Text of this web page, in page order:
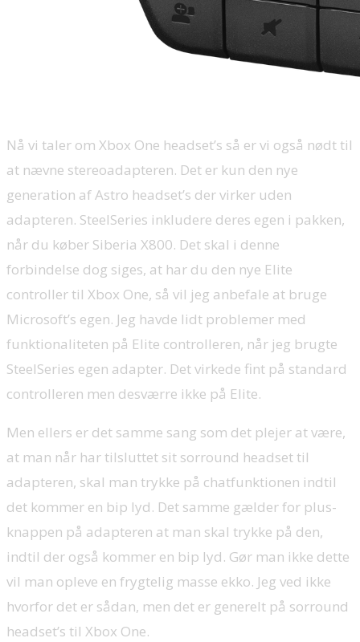
Nå vi taler om Xbox One headset’s så er vi også nødt til
at nævne stereoadapteren. Det er kun den nye
generation af Astro headset’s der virker uden
adapteren. SteelSeries inkludere deres egen i pakken,
når du køber Siberia X800. Det skal i denne
forbindelse dog siges, at har du den nye Elite
controller til Xbox One, så vil jeg anbefale at bruge
Microsoft’s egen. Jeg havde lidt problemer med
funktionaliteten på Elite controlleren, når jeg brugte
SteelSeries egen adapter. Det virkede fint på standard
controlleren men desværre ikke på Elite.
Men ellers er det samme sang som det plejer at være,
at man når har tilsluttet sit sorround headset til
adapteren, skal man trykke på chatfunktionen indtil
det kommer en bip lyd. Det samme gælder for plus-
knappen på adapteren at man skal trykke på den,
indtil der også kommer en bip lyd. Gør man ikke dette
vil man opleve en frygtelig masse ekko. Jeg ved ikke
hvorfor det er sådan, men det er generelt på sorround
headset’s til Xbox One.